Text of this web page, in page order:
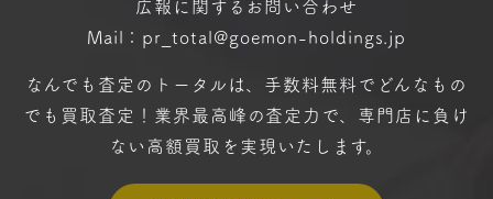
広報に関するお問い合わせ
Mail：pr_total@goemon-holdings.jp
なんでも査定のトータルは、手数料無料で どんなもの
でも買取査定！ 業界最高峰の査定力で、専門店に 負け
ない高額買取を実現いたします。